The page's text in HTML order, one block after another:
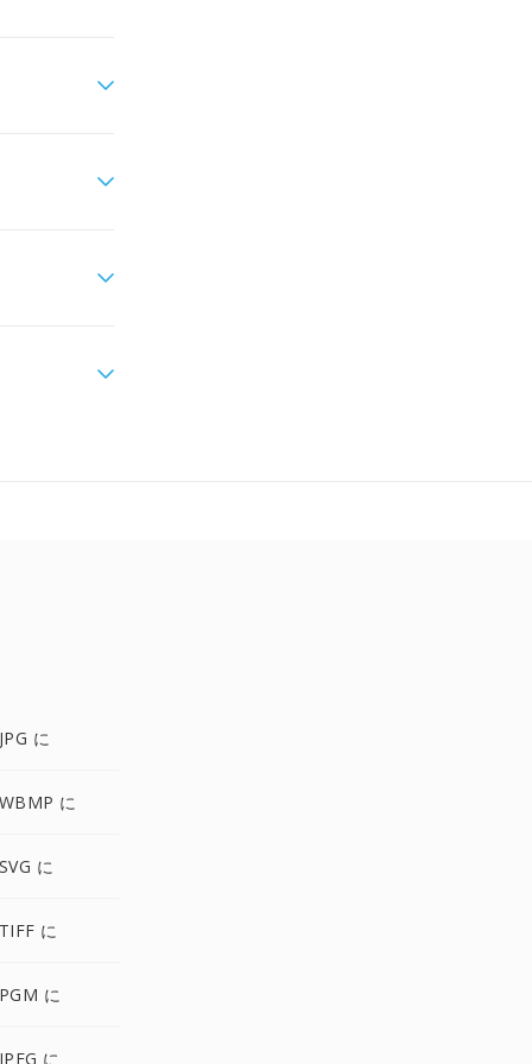
に
に
に
に
に
に